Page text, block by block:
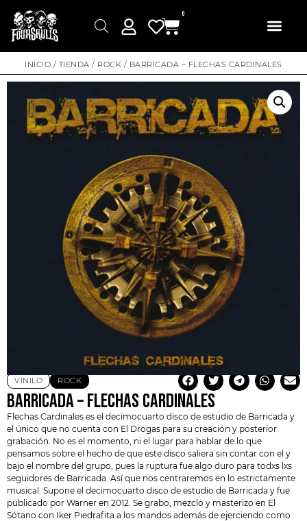
0
INICIO / TIENDA / ROCK / BARRICADA – FLECHAS CARDINALES
VINILO ROCK
BARRICADA – FLECHAS CARDINALES
Flechas Cardinales es el decimocuarto disco de estudio de Barricada y
el único que no cuenta con El Drogas para su creación y posterior
grabación. No es el momento, ni el lugar para hablar de lo que
pensamos sobre el hecho de que este disco saliera sin contar con el y
bajo el nombre del grupo, pues la ruptura fue algo duro para todxs lxs
seguidores de Barricada. Así que nos centraremos en lo estrictamente
musical. Supone el decimocuarto disco de estudio de Barricada y fue
publicado por Warner en 2012. Se grabo, mezclo y masterizo en El
Sótano con Iker Piedrafita a los mandos además de ejerciendo como